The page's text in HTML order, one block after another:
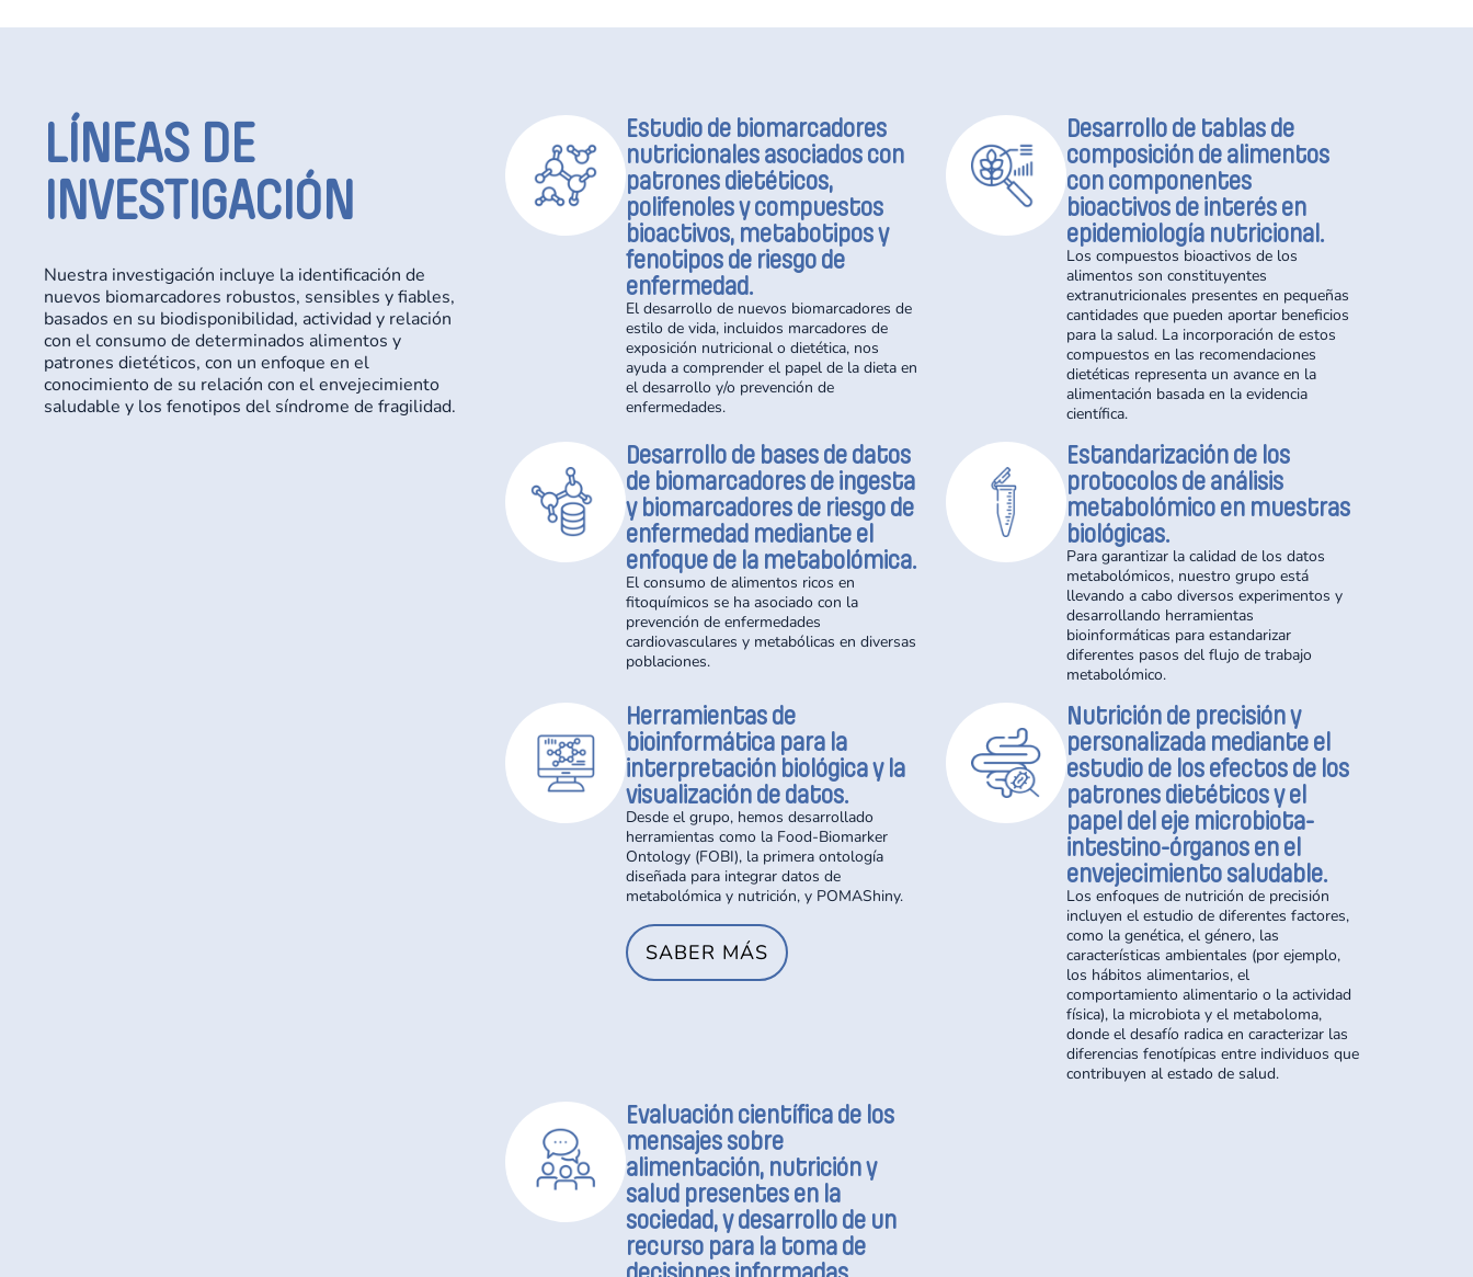
LÍNEAS DE
INVESTIGACIÓN
Nuestra investigación incluye la identificación de
nuevos biomarcadores robustos, sensibles y fiables,
basados en su biodisponibilidad, actividad y relación
con el consumo de determinados alimentos y
patrones dietéticos, con un enfoque en el
conocimiento de su relación con el envejecimiento
saludable y los fenotipos del síndrome de fragilidad.
Estudio de biomarcadores
nutricionales asociados con
patrones dietéticos,
polifenoles y compuestos
bioactivos, metabotipos y
fenotipos de riesgo de
enfermedad.
El desarrollo de nuevos biomarcadores de
estilo de vida, incluidos marcadores de
exposición nutricional o dietética, nos
ayuda a comprender el papel de la dieta en
el desarrollo y/o prevención de
enfermedades.
Desarrollo de tablas de
composición de alimentos
con componentes
bioactivos de interés en
epidemiología nutricional.
Los compuestos bioactivos de los
alimentos son constituyentes
extranutricionales presentes en pequeñas
cantidades que pueden aportar beneficios
para la salud. La incorporación de estos
compuestos en las recomendaciones
dietéticas representa un avance en la
alimentación basada en la evidencia
científica.
Desarrollo de bases de datos
de biomarcadores de ingesta
y biomarcadores de riesgo de
enfermedad mediante el
enfoque de la metabolómica.
El consumo de alimentos ricos en
fitoquímicos se ha asociado con la
prevención de enfermedades
cardiovasculares y metabólicas en diversas
poblaciones.
Estandarización de los
protocolos de análisis
metabolómico en muestras
biológicas.
Para garantizar la calidad de los datos
metabolómicos, nuestro grupo está
llevando a cabo diversos experimentos y
desarrollando herramientas
bioinformáticas para estandarizar
diferentes pasos del flujo de trabajo
metabolómico.
Herramientas de
bioinformática para la
interpretación biológica y la
visualización de datos.
Desde el grupo, hemos desarrollado
herramientas como la Food-Biomarker
Ontology (FOBI), la primera ontología
diseñada para integrar datos de
metabolómica y nutrición, y POMAShiny.
SABER MÁS
Nutrición de precisión y
personalizada mediante el
estudio de los efectos de los
patrones dietéticos y el
papel del eje microbiota-
intestino-órganos en el
envejecimiento saludable.
Los enfoques de nutrición de precisión
incluyen el estudio de diferentes factores,
como la genética, el género, las
características ambientales (por ejemplo,
los hábitos alimentarios, el
comportamiento alimentario o la actividad
física), la microbiota y el metaboloma,
donde el desafío radica en caracterizar las
diferencias fenotípicas entre individuos que
contribuyen al estado de salud.
Evaluación científica de los
mensajes sobre
alimentación, nutrición y
salud presentes en la
sociedad, y desarrollo de un
recurso para la toma de